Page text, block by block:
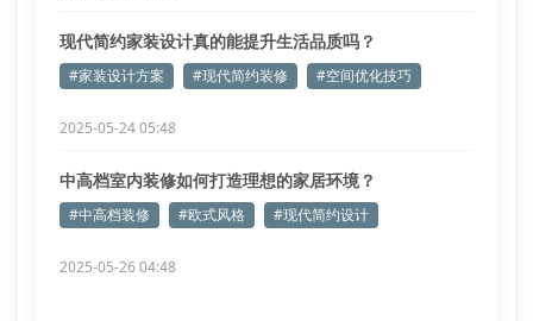
现代简约家装设计真的能提升生活品质吗？
#家装设计方案 #现代简约装修 #空间优化技巧
2025-05-24 05:48
中高档室内装修如何打造理想的家居环境？
#中高档装修 #欧式风格 #现代简约设计
2025-05-26 04:48